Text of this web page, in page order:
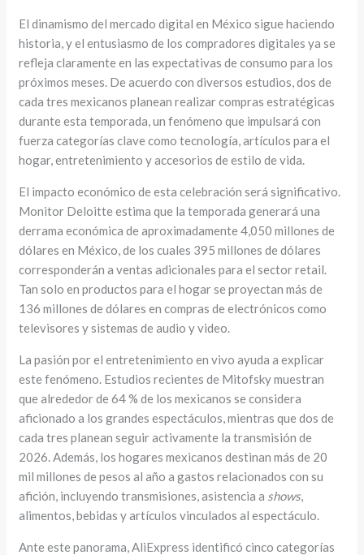
El dinamismo del mercado digital en México sigue haciendo
historia, y el entusiasmo de los compradores digitales ya se
refleja claramente en las expectativas de consumo para los
próximos meses. De acuerdo con diversos estudios, dos de
cada tres mexicanos planean realizar compras estratégicas
durante esta temporada, un fenómeno que impulsará con
fuerza categorías clave como tecnología, artículos para el
hogar, entretenimiento y accesorios de estilo de vida.
El impacto económico de esta celebración será significativo.
Monitor Deloitte estima que la temporada generará una
derrama económica de aproximadamente 4,050 millones de
dólares en México, de los cuales 395 millones de dólares
corresponderán a ventas adicionales para el sector retail.
Tan solo en productos para el hogar se proyectan más de
136 millones de dólares en compras de electrónicos como
televisores y sistemas de audio y video.
La pasión por el entretenimiento en vivo ayuda a explicar
este fenómeno. Estudios recientes de Mitofsky muestran
que alrededor de 64 % de los mexicanos se considera
aficionado a los grandes espectáculos, mientras que dos de
cada tres planean seguir activamente la transmisión de
2026. Además, los hogares mexicanos destinan más de 20
mil millones de pesos al año a gastos relacionados con su
afición, incluyendo transmisiones, asistencia a shows
alimentos, bebidas y artículos vinculados al espectáculo.
Ante este panorama, AliExpress identificó cinco categorías